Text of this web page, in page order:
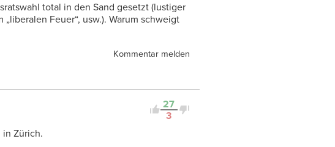
total in den Sand gesetzt (lustiger
Feuer“, usw.). Warum schweigt
Kommentar melden
27
3
Zürich.